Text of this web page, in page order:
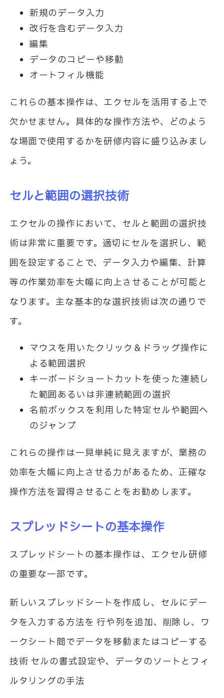
新規のデータ入力
改行を含むデータ入力
編集
データのコピーや移動
オートフィル機能
これらの基本操作は、エクセルを活用する上で
欠かせません。具体的な操作方法や、どのよう
な場面で使用するかを研修内容に盛り込みまし
ょう。
セルと範囲の選択技術
エクセルの操作において、セルと範囲の選択技
術は非常に重要です。適切にセルを選択し、範
囲を設定することで、データ入力や編集、計算
等の作業効率を大幅に向上させることが可能と
なります。主な基本的な選択技術は次の通りで
す。
マウスを用いたクリック＆ドラッグ操作に
よる範囲選択
キーボードショートカットを使った連続し
た範囲あるいは非連続範囲の選択
名前ボックスを利用した特定セルや範囲へ
のジャンプ
これらの操作は一見単純に見えますが、業務の
効率を大幅に向上させる力があるため、正確な
操作方法を習得させることをお勧めします。
スプレッドシートの基本操作
スプレッドシートの基本操作は、エクセル研修
の重要な一部です。
新しいスプレッドシートを作成し、セルにデー
タを入力する方法を 行や列を追加、削除し、ワ
ークシート間でデータを移動またはコピーする
技術 セルの書式設定や、データのソートとフィ
ルタリングの手法